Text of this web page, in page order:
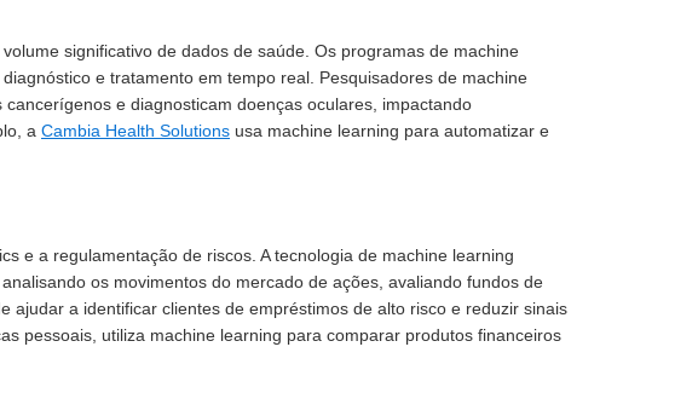
significativo de dados de saúde. Os programas de machine
e tratamento em tempo real. Pesquisadores de machine
e diagnosticam doenças oculares, impactando
a Cambia Health Solutions usa machine learning para automatizar e
e a regulamentação de riscos. A tecnologia de machine learning
os movimentos do mercado de ações, avaliando fundos de
ajudar a identificar clientes de empréstimos de alto risco e reduzir sinais
pessoais, utiliza machine learning para comparar produtos financeiros